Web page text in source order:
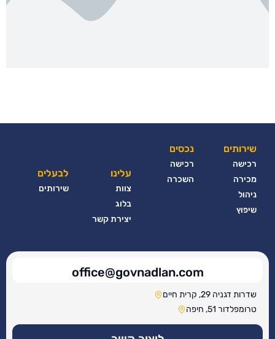
שירותים
רכישה
מכירה
ניהול
שיפוץ
נכסים
רכישה
השכרה
עלינו
צוות
בלוג
יצירת קשר
לבעלים
שירותים
office@govnadlan.com
שדרות דגניה 29, קרית חיים
טרומפלדור 51, חיפה